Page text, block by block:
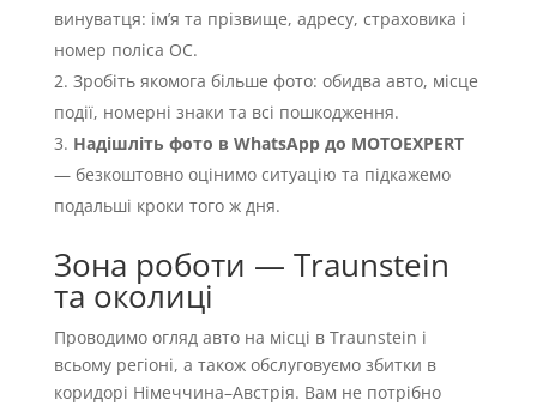
винуватця: імʼя та прізвище, адресу, страховика і
номер поліса OC.
Зробіть якомога більше фото: обидва авто, місце
події, номерні знаки та всі пошкодження.
Надішліть фото в WhatsApp до MOTOEXPERT
— безкоштовно оцінимо ситуацію та підкажемо
подальші кроки того ж дня.
Зона роботи — Traunstein
та околиці
Проводимо огляд авто на місці в Traunstein і
всьому регіоні, а також обслуговуємо збитки в
коридорі Німеччина–Австрія. Вам не потрібно